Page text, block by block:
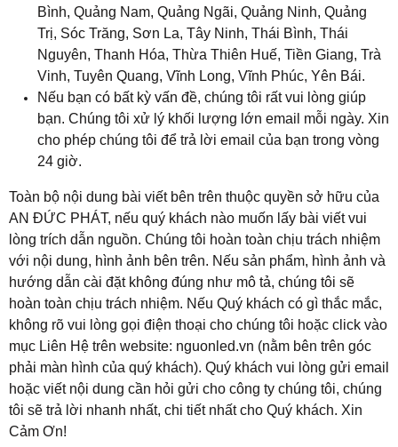
Bình, Quảng Nam, Quảng Ngãi, Quảng Ninh, Quảng
Trị, Sóc Trăng, Sơn La, Tây Ninh, Thái Bình, Thái
Nguyên, Thanh Hóa, Thừa Thiên Huế, Tiền Giang, Trà
Vinh, Tuyên Quang, Vĩnh Long, Vĩnh Phúc, Yên Bái.
Nếu bạn có bất kỳ vấn đề, chúng tôi rất vui lòng giúp
bạn. Chúng tôi xử lý khối lượng lớn email mỗi ngày. Xin
cho phép chúng tôi để trả lời email của bạn trong vòng
24 giờ.
Toàn bộ nội dung bài viết bên trên thuộc quyền sở hữu của
AN ĐỨC PHÁT, nếu quý khách nào muốn lấy bài viết vui
lòng trích dẫn nguồn. Chúng tôi hoàn toàn chịu trách nhiệm
với nội dung, hình ảnh bên trên. Nếu sản phẩm, hình ảnh và
hướng dẫn cài đặt không đúng như mô tả, chúng tôi sẽ
hoàn toàn chịu trách nhiệm. Nếu Quý khách có gì thắc mắc,
không rõ vui lòng gọi điện thoại cho chúng tôi hoặc click vào
mục Liên Hệ trên website: nguonled.vn (nằm bên trên góc
phải màn hình của quý khách). Quý khách vui lòng gửi email
hoặc viết nội dung cần hỏi gửi cho công ty chúng tôi, chúng
tôi sẽ trả lời nhanh nhất, chi tiết nhất cho Quý khách. Xin
Cảm Ơn!